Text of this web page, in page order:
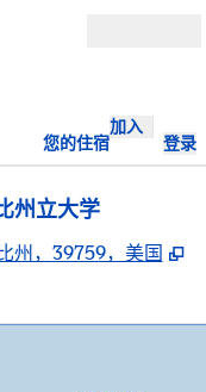
您的住宿
加入
登录
州立大学
州，39759，美国 ,